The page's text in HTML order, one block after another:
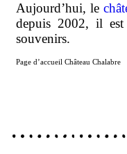
Aujourd’hui, le
depuis 2002, il
souvenirs.
Page d’accueil Château Chalabre